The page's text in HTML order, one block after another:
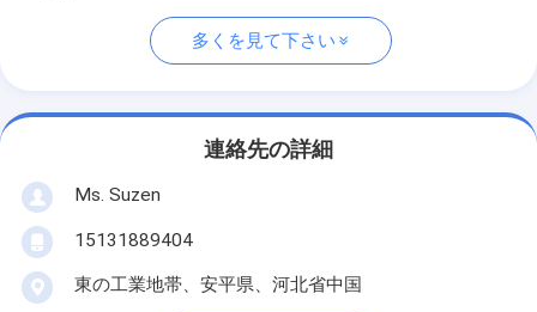
多くを見て下さい
連絡先の詳細
Ms. Suzen
15131889404
東の工業地帯、安平県、河北省中国